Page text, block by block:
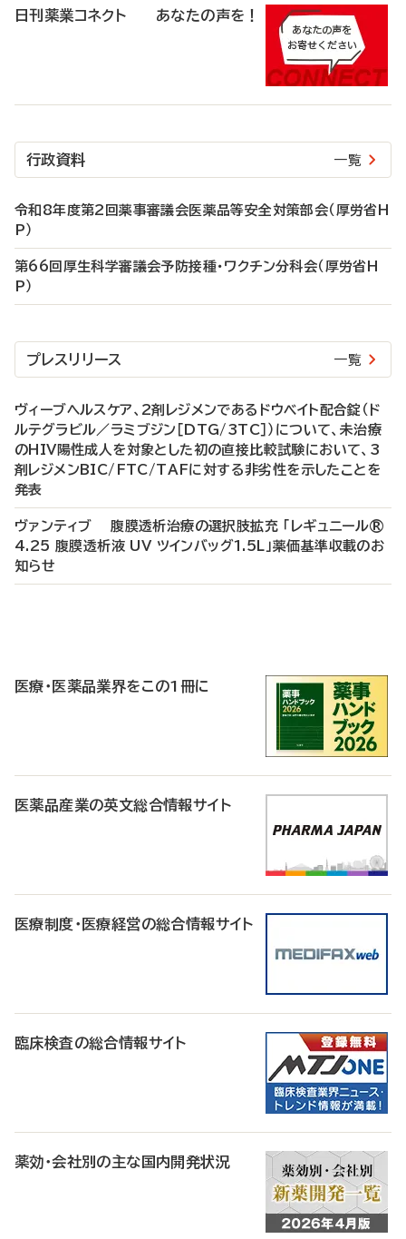
日刊薬業コネクト あなたの声を！
行政資料 一覧
令和8年度第2回薬事審議会医薬品等安全対策部会（厚労省H
P）
第66回厚生科学審議会予防接種・ワクチン分科会（厚労省H
P）
プレスリリース 一覧
ヴィーブヘルスケア、2剤レジメンであるドウベイト配合錠（ド
ルテグラビル／ラミブジン［DTG/3TC］）について、未治療
のHIV陽性成人を対象とした初の直接比較試験において、3
剤レジメンBIC/FTC/TAFに対する非劣性を示したことを
発表
ヴァンティブ 腹膜透析治療の選択肢拡充 「レギュニール®
4.25 腹膜透析液 UV ツインバッグ1.5L」薬価基準収載のお
知らせ
医療・医薬品業界をこの1冊に
医薬品産業の英文総合情報サイト
医療制度・医療経営の総合情報サイト
臨床検査の総合情報サイト
薬効・会社別の主な国内開発状況